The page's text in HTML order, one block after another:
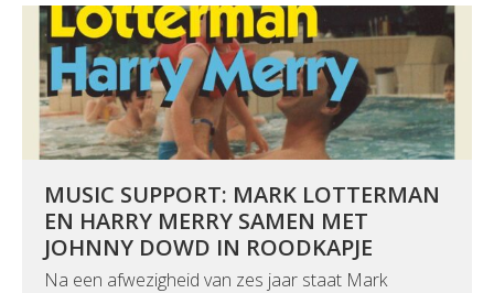
MUSIC SUPPORT: MARK LOTTERMAN
EN HARRY MERRY SAMEN MET
JOHNNY DOWD IN ROODKAPJE
Na een afwezigheid van zes jaar staat Mark